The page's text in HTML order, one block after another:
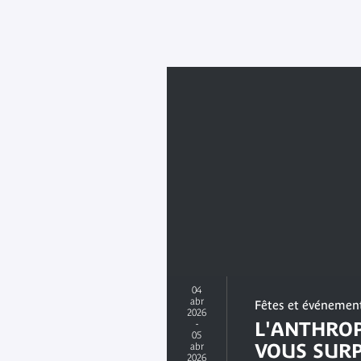
04
abr
2026
-
05
abr
2026
Fêtes et
VOUS